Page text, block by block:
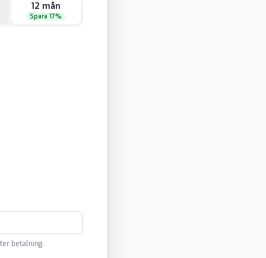
12 mån
Spara 17%
betalning.